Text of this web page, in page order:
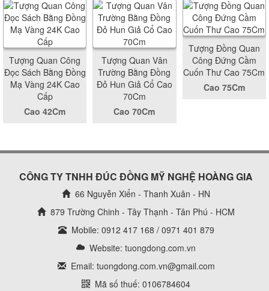
Tượng Quan Công
Đọc Sách Bằng Đồng
Mạ Vàng 24K Cao
Cấp
Cao 42Cm
Tượng Quan Vân
Trường Bằng Đồng
Đỏ Hun Giả Cổ Cao
70Cm
Cao 70Cm
Tượng Đồng Quan
Công Đứng Cầm
Cuốn Thư Cao 75Cm
Cao 75Cm
CÔNG TY TNHH ĐÚC ĐỒNG MỸ NGHỆ HOÀNG GIA
66 Nguyễn Xiển - Thanh Xuân - HN
879 Trường Chinh - Tây Thạnh - Tân Phú - HCM
Mobile: 0912 417 168 / 0971 401 879
Website: tuongdong.com.vn
Email: tuongdong.com.vn@gmail.com
Mã số thuế: 0106784604